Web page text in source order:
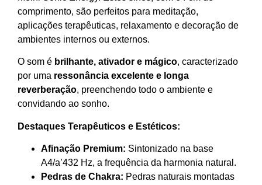
comprimento, são perfeitos para meditação,
aplicações terapêuticas, relaxamento e decoração de
ambientes internos ou externos.
O som é brilhante, ativador e mágico, caracterizado
por uma ressonância excelente e longa
reverberação, preenchendo todo o ambiente e
convidando ao sonho.
Destaques Terapêuticos e Estéticos:
Afinação Premium: Sintonizado na base
A4/a’432 Hz, a frequência da harmonia natural.
Pedras de Chakra: Pedras naturais montadas